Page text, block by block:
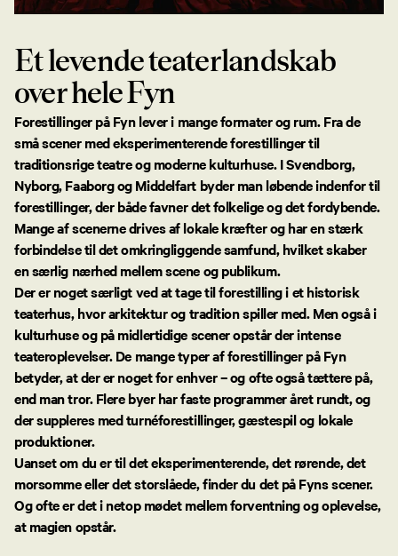
Et levende teaterlandskab
over hele Fyn
Forestillinger på Fyn lever i mange formater og rum. Fra de
små scener med eksperimenterende forestillinger til
traditionsrige teatre og moderne kulturhuse. I Svendborg,
Nyborg, Faaborg og Middelfart byder man løbende indenfor til
forestillinger, der både favner det folkelige og det fordybende.
Mange af scenerne drives af lokale kræfter og har en stærk
forbindelse til det omkringliggende samfund, hvilket skaber
en særlig nærhed mellem scene og publikum.
Der er noget særligt ved at tage til forestilling i et historisk
teaterhus, hvor arkitektur og tradition spiller med. Men også i
kulturhuse og på midlertidige scener opstår der intense
teateroplevelser. De mange typer af forestillinger på Fyn
betyder, at der er noget for enhver – og ofte også tættere på,
end man tror. Flere byer har faste programmer året rundt, og
der suppleres med turnéforestillinger, gæstespil og lokale
produktioner.
Uanset om du er til det eksperimenterende, det rørende, det
morsomme eller det storslåede, finder du det på Fyns scener.
Og ofte er det i netop mødet mellem forventning og oplevelse,
at magien opstår.